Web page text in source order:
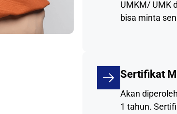
UMKM/ UMK
bisa minta
Sertifikat
Akan
1 tahun.